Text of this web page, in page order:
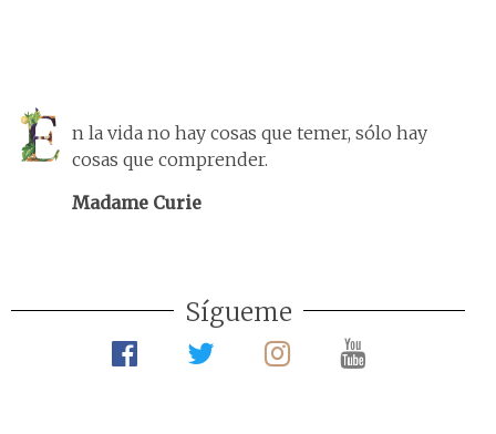
n la vida no hay cosas que temer, sólo hay
cosas que comprender.
Madame Curie
Sígueme